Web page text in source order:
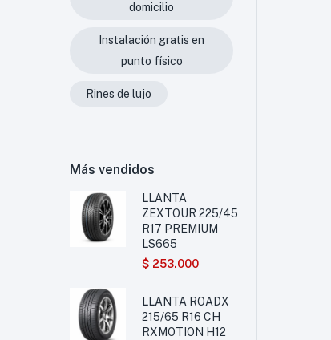
domicilio
Instalación gratis en
punto físico
Rines de lujo
Más vendidos
LLANTA
ZEXTOUR 225/45
R17 PREMIUM
LS665
$ 253.000
LLANTA ROADX
215/65 R16 CH
RXMOTION H12